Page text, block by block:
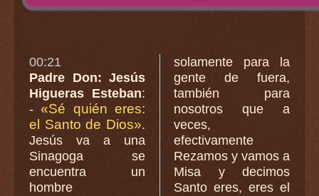
00:21
Padre Don: Jesús
Higueras Esteban:
- «Sé quién eres:
el Santo de Dios».
Jesús va a una
Sinagoga se
encuentra un
hombre
solamente para la
gente de fuera,
también para
nosotros que a
veces,
efectivamente
Rezamos y vamos a
Misa y decimos
Santo eres, eres el